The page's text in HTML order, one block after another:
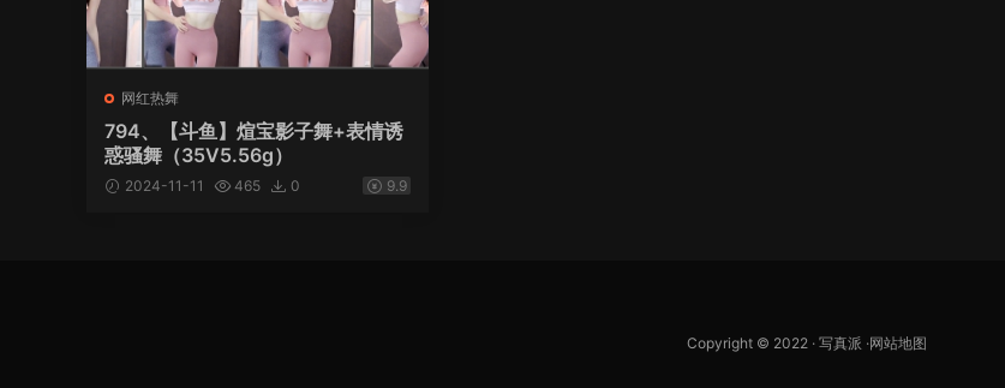
网红热舞
794、【斗鱼】煊宝影子舞+表情诱
惑骚舞（35V5.56g）
2024-11-11 465 0 9.9
Copyright © 2022 · 写真派 ·网站地图